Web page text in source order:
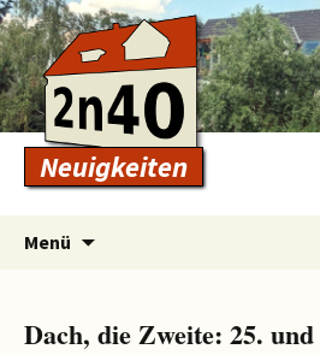
Neuigkeiten
Menü
Dach, die Zweite: 25. und